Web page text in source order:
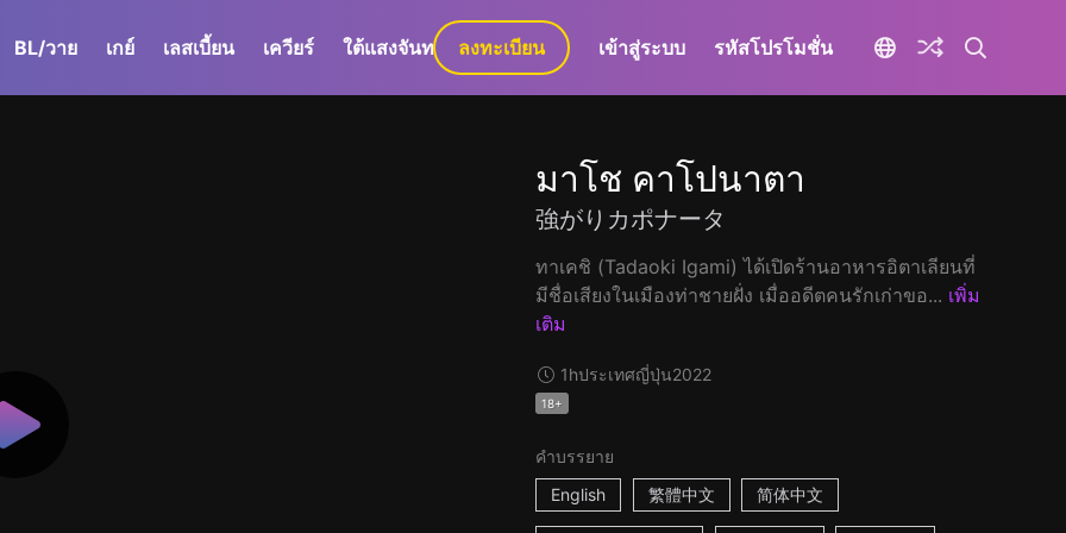
BL/วาย เกย์ เลสเบี้ยน เควียร์ ใต้แสงจันทร์ GaLa+
ลงทะเบียน เข้าสู่ระบบ รหัสโปรโมชั่น
มาโช คาโปนาตา
強がりカポナータ
ทาเคชิ (Tadaoki Igami) ได้เปิดร้านอาหารอิตาเลียนที่
มีชื่อเสียงในเมืองท่าชายฝั่ง เมื่ออดีตคนรักเก่าขอ... เพิ่ม
เติม
1hประเทศญี่ปุ่น2022
18+
คำบรรยาย
English
繁體中文 简体中文